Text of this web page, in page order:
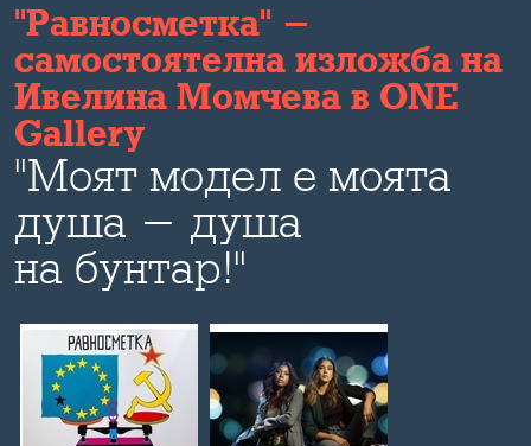
"Равносметка" -
самостоятелна изложба на
Ивелина Момчева в ONE
Gallery
"Моят модел е моята
душа - душа
на бунтар!"